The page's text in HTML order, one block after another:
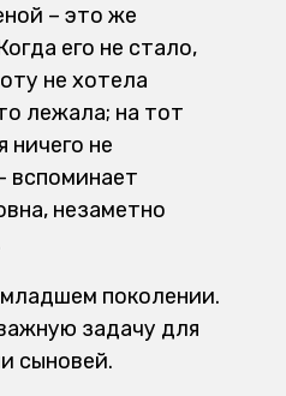
– это же
его не стало,
не хотела
лежала; на тот
ничего не
вспоминает
незаметно
поколении.
задачу для
сыновей.